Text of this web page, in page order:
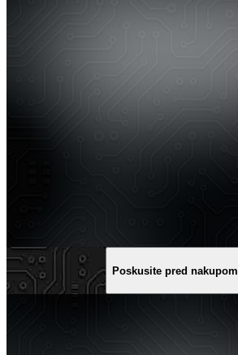
Poskusite pred nakupom